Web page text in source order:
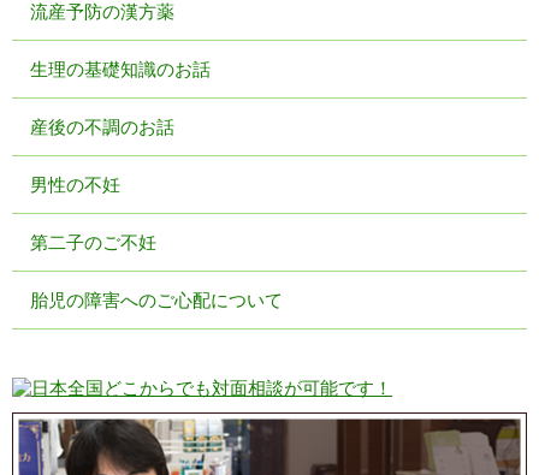
流産予防の漢方薬
生理の基礎知識のお話
産後の不調のお話
男性の不妊
第二子のご不妊
胎児の障害へのご心配について